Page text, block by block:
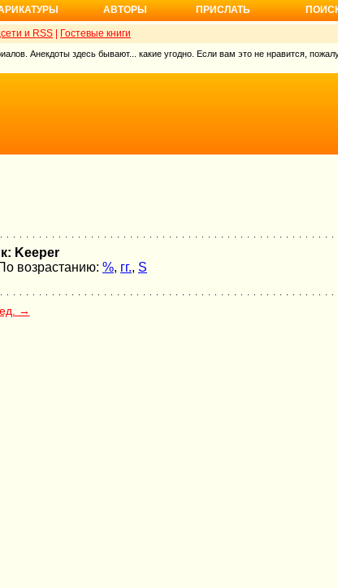
АВТОРЫ ПРИСЛАТЬ
и RSS Гостевые книги
Анекдоты здесь бывают... какие угодно. Если вам это не нравится,
Keeper
возрастанию: %, гг., S
→